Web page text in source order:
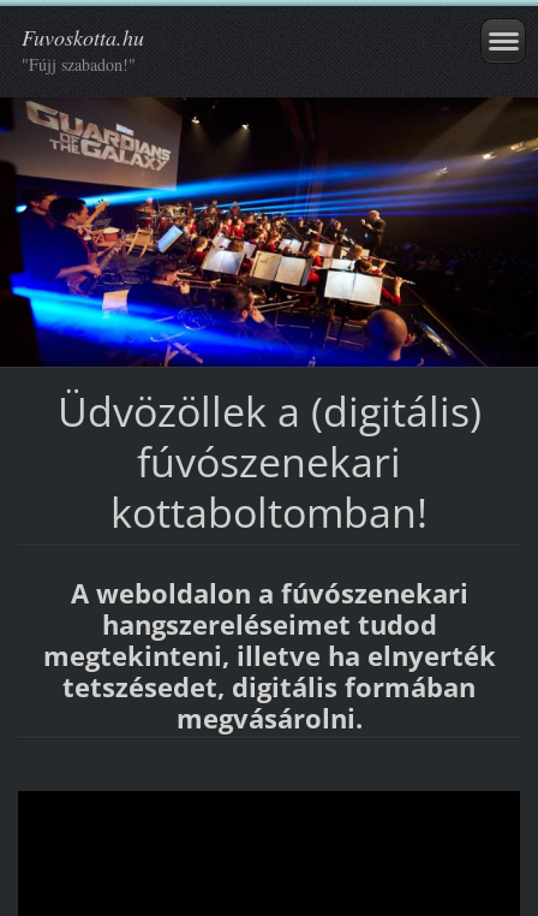
Fuvoskotta.hu
"Fújj szabadon!"
Üdvözöllek a (digitális)
fúvószenekari
kottaboltomban!
A weboldalon a fúvószenekari
hangszereléseimet tudod
megtekinteni, illetve ha elnyerték
tetszésedet, digitális formában
megvásárolni.